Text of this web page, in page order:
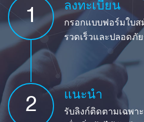
1
ลงทะเบียน
กรอกแบบฟอร์มใบส
รวดเร็วและปลอดภัย
2
แนะนำ
รับลิงก์ติดตามเฉพาะ